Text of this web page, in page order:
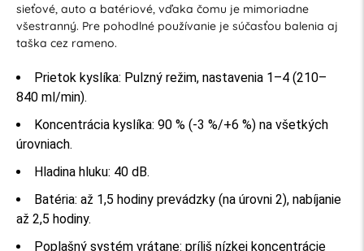
sieťové, auto a batériové, vďaka čomu je mimoriadne
všestranný. Pre pohodlné používanie je súčasťou balenia aj
taška cez rameno.
Prietok kyslíka: Pulzný režim, nastavenia 1–4 (210–
840 ml/min).
Koncentrácia kyslíka: 90 % (-3 %/+6 %) na všetkých
úrovniach.
Hladina hluku: 40 dB.
Batéria: až 1,5 hodiny prevádzky (na úrovni 2), nabíjanie
až 2,5 hodiny.
Poplašný systém vrátane: príliš nízkej koncentrácie